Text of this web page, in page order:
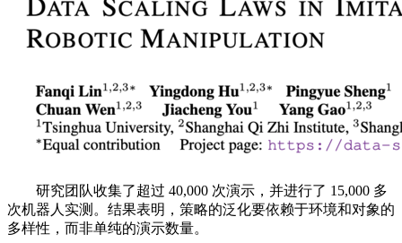
研究团队收集了超过 40,000 次演示，并进行了 15,000 多
次机器人实测。结果表明，策略的泛化要依赖于环境和对象的
多样性，而非单纯的演示数量。